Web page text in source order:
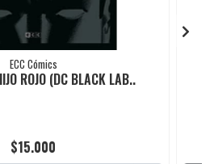
ECC Cómics
ROJO (DC BLACK LAB..
$15.000